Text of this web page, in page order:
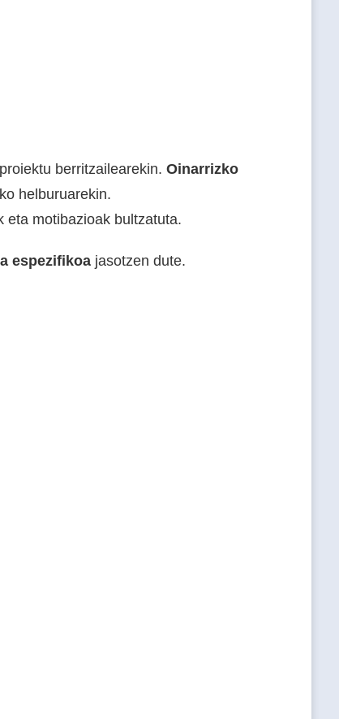
berritzailearekin. Oinarrizko
helburuarekin.
eta motibazioak bultzatuta.
espezifikoajasotzen dute.